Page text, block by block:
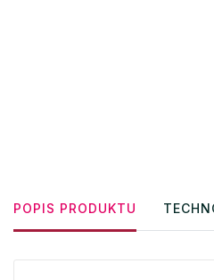
POPIS PRODUKTU